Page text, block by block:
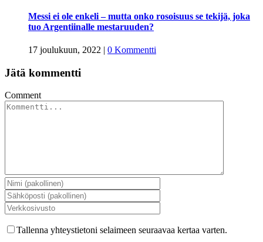
Messi ei ole enkeli – mutta onko rosoisuus se tekijä, joka
tuo Argentiinalle mestaruuden?
17 joulukuun, 2022 | 0 Kommentti
Jätä kommentti
Comment
Tallenna yhteystietoni selaimeen seuraavaa kertaa varten.